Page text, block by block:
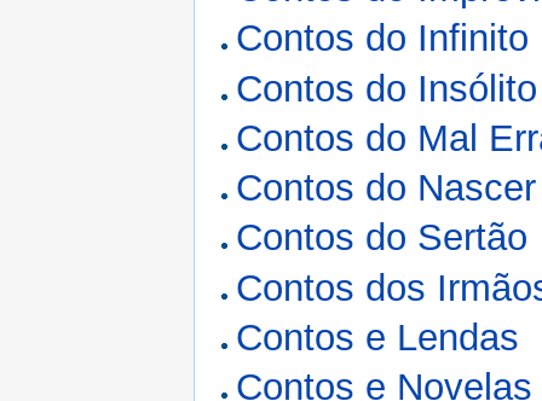
Contos do Infinito
Contos do Insólito
Contos do Mal
Contos do
Contos do Sertão
Contos dos
Contos e Lendas
Contos e Novelas